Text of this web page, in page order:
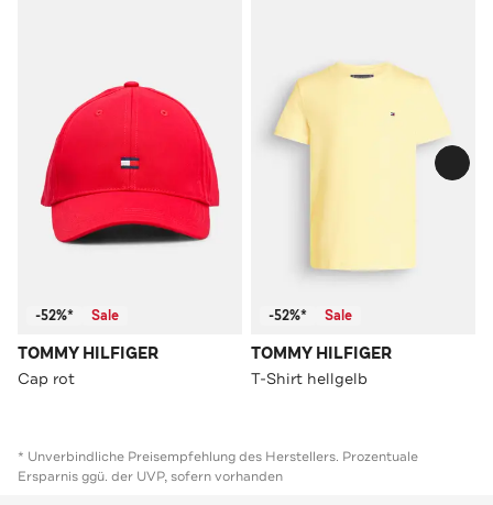
-52%* Sale
TOMMY HILFIGER
Cap rot
-52%* Sale
TOMMY HILFIGER
T-Shirt hellgelb
* Unverbindliche Preisempfehlung des Herstellers. Prozentuale
Ersparnis ggü. der UVP, sofern vorhanden